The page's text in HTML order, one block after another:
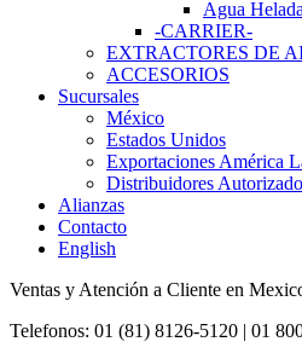
Agua
-CARRIER-
EXTRACTORES DE
ACCESORIOS
Sucursales
México
Estados Unidos
Exportaciones América
Distribuidores
Alianzas
Contacto
English
Ventas y Atención a Cliente en
Telefonos: 01 (81) 8126-5120 | 01